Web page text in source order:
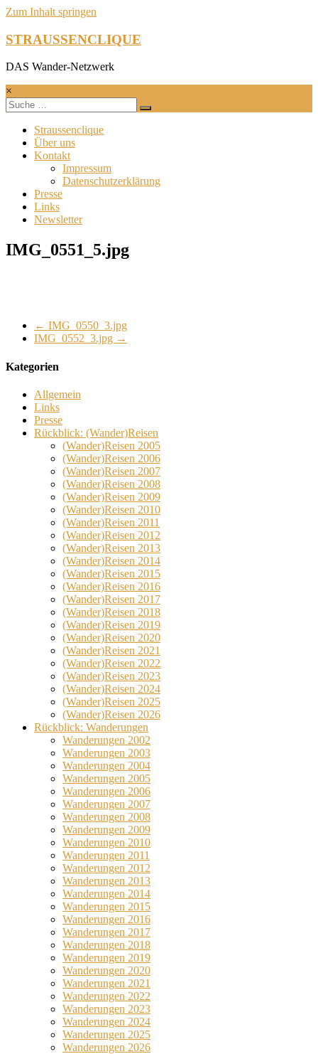
Zum Inhalt springen
STRAUSSENCLIQUE
DAS Wander-Netzwerk
×
Straussenclique
Über uns
Kontakt
Impressum
Datenschutzerklärung
Presse
Links
Newsletter
IMG_0551_5.jpg
← IMG_0550_3.jpg
IMG_0552_3.jpg →
Kategorien
Allgemein
Links
Presse
Rückblick: (Wander)Reisen
(Wander)Reisen 2005
(Wander)Reisen 2006
(Wander)Reisen 2007
(Wander)Reisen 2008
(Wander)Reisen 2009
(Wander)Reisen 2010
(Wander)Reisen 2011
(Wander)Reisen 2012
(Wander)Reisen 2013
(Wander)Reisen 2014
(Wander)Reisen 2015
(Wander)Reisen 2016
(Wander)Reisen 2017
(Wander)Reisen 2018
(Wander)Reisen 2019
(Wander)Reisen 2020
(Wander)Reisen 2021
(Wander)Reisen 2022
(Wander)Reisen 2023
(Wander)Reisen 2024
(Wander)Reisen 2025
(Wander)Reisen 2026
Rückblick: Wanderungen
Wanderungen 2002
Wanderungen 2003
Wanderungen 2004
Wanderungen 2005
Wanderungen 2006
Wanderungen 2007
Wanderungen 2008
Wanderungen 2009
Wanderungen 2010
Wanderungen 2011
Wanderungen 2012
Wanderungen 2013
Wanderungen 2014
Wanderungen 2015
Wanderungen 2016
Wanderungen 2017
Wanderungen 2018
Wanderungen 2019
Wanderungen 2020
Wanderungen 2021
Wanderungen 2022
Wanderungen 2023
Wanderungen 2024
Wanderungen 2025
Wanderungen 2026